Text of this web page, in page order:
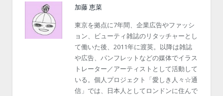
加藤 恵菜
東京を拠点に7年間、企業広告やファッシ
ョン、ビューティ雑誌のリタッチャーとし
て働いた後、2011年に渡英。以降は雑誌
や広告、パンフレットなどの媒体でイラス
トレーター／アーティストとして活動して
いる。個人プロジェクト「愛しき人々☆通
信」では、日本人としてロンドンに住んで